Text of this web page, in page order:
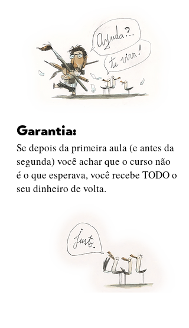
Garantia:
Se depois da primeira aula (e antes da
segunda) você achar que o curso não
é o que esperava, você recebe TODO o
seu dinheiro de volta.